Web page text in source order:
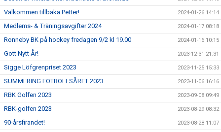
Välkommen tillbaka Petter! 2024-01-26 14:14
Medlems- & Träningsavgifter 2024 2024-01-17 08:18
Ronneby BK på hockey fredagen 9/2 kl 19.00 2024-01-16 10:15
Gott Nytt År! 2023-12-31 21:31
Sigge Löfgrenpriset 2023 2023-11-25 15:33
SUMMERING FOTBOLLSÅRET 2023 2023-11-06 16:16
RBK Golfen 2023 2023-09-08 09:49
RBK-golfen 2023 2023-08-29 08:32
90-årsfirandet! 2023-08-28 11:07